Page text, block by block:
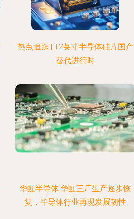
热点追踪 | 12英寸半导体硅片国产
替代进行时
华虹半导体 华虹三厂生产逐步恢
复，半导体行业再现发展韧性